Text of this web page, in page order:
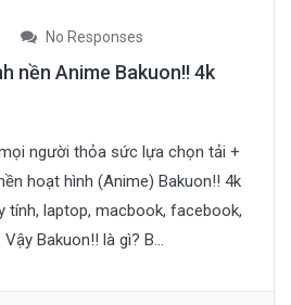
No Responses
nền Anime Bakuon!! 4k
người thỏa sức lựa chọn tải +
hoạt hình (Anime) Bakuon!! 4k
tính, laptop, macbook, facebook,
Bakuon!! là gì? B...